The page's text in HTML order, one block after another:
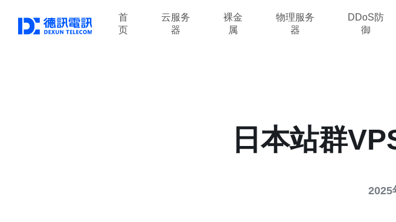
首
页
云服务
器
裸金
属
物理服务
器
DDoS防
御
日本站群
2025